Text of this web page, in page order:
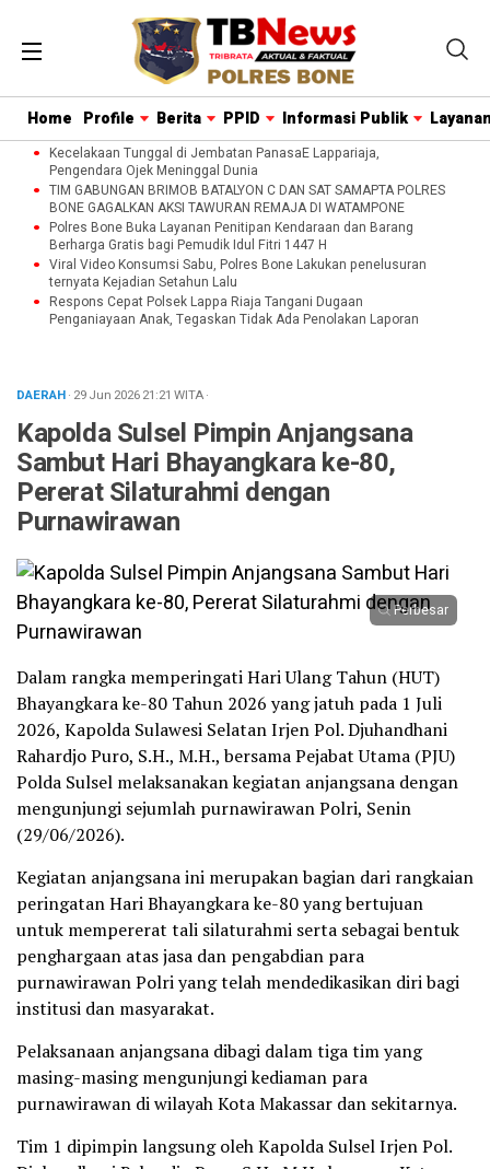
Home Profile Berita PPID Informasi Publik
Kecelakaan Tunggal di Jembatan PanasaE Lappariaja,
Pengendara Ojek Meninggal Dunia
TIM GABUNGAN BRIMOB BATALYON C DAN SAT SAMAPTA POLRES
BONE GAGALKAN AKSI TAWURAN REMAJA DI WATAMPONE
Polres Bone Buka Layanan Penitipan Kendaraan dan Barang
Berharga Gratis bagi Pemudik Idul Fitri 1447 H
Viral Video Konsumsi Sabu, Polres Bone Lakukan penelusuran
ternyata Kejadian Setahun Lalu
Respons Cepat Polsek Lappa Riaja Tangani Dugaan
Penganiayaan Anak, Tegaskan Tidak Ada Penolakan Laporan
DAERAH· 29 Jun 202621:21 WITA·
Kapolda Sulsel Pimpin Anjangsana
Sambut Hari Bhayangkara ke-80,
Pererat Silaturahmi dengan
Purnawirawan
Perbesar
Dalam rangka memperingati Hari Ulang Tahun (HUT)
Bhayangkara ke-80 Tahun 2026 yang jatuh pada 1 Juli
2026, Kapolda Sulawesi Selatan Irjen Pol. Djuhandhani
Rahardjo Puro, S.H., M.H., bersama Pejabat Utama (PJU)
Polda Sulsel melaksanakan kegiatan anjangsana dengan
mengunjungi sejumlah purnawirawan Polri, Senin
(29/06/2026).
Kegiatan anjangsana ini merupakan bagian dari rangkaian
peringatan Hari Bhayangkara ke-80 yang bertujuan
untuk mempererat tali silaturahmi serta sebagai bentuk
penghargaan atas jasa dan pengabdian para
purnawirawan Polri yang telah mendedikasikan diri bagi
institusi dan masyarakat.
Pelaksanaan anjangsana dibagi dalam tiga tim yang
masing-masing mengunjungi kediaman para
purnawirawan di wilayah Kota Makassar dan sekitarnya.
Tim 1 dipimpin langsung oleh Kapolda Sulsel Irjen Pol.